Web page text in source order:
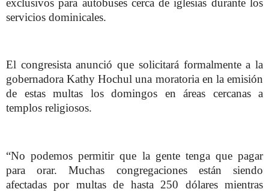
exclusivos para autobuses cerca de iglesias durante los
servicios dominicales.
El congresista anunció que solicitará formalmente a la
gobernadora Kathy Hochul una moratoria en la emisión
de estas multas los domingos en áreas cercanas a
templos religiosos.
“No podemos permitir que la gente tenga que pagar
para orar. Muchas congregaciones están siendo
afectadas por multas de hasta 250 dólares mientras